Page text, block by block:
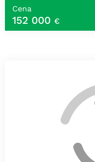
Cena
152 000 €